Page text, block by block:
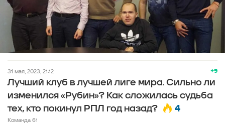
+9
31 мая, 2023, 21:12
Лучший клуб в лучшей лиге мира. Сильно ли
изменился «Рубин»? Как сложилась судьба
тех, кто покинул РПЛ год назад?
4
Команда 61